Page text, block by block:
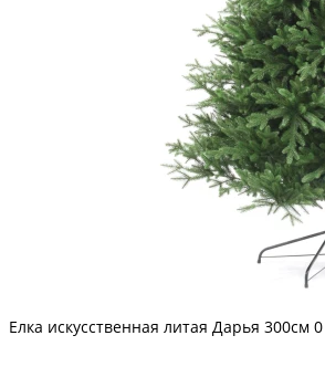
Елка искусственная литая Дарья 300см 0